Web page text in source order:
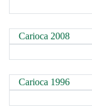
Carioca 2008
Carioca 1996